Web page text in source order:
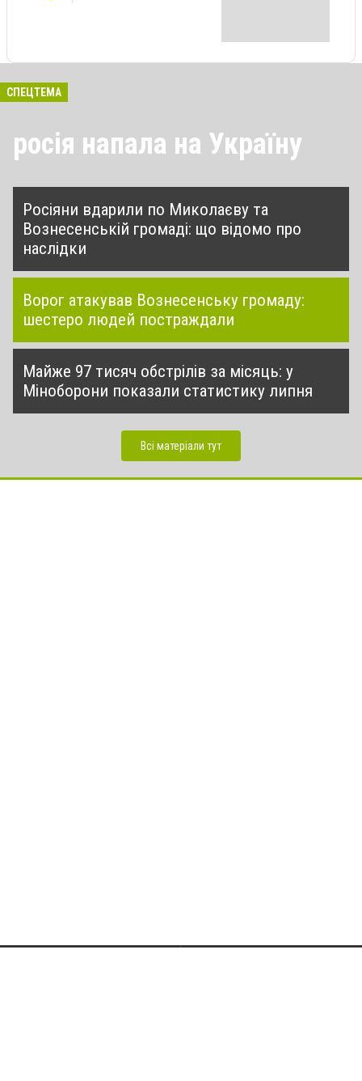
СПЕЦТЕМА
росія напала на Україну
Росіяни вдарили по Миколаєву та
Вознесенській громаді: що відомо про
наслідки
Ворог атакував Вознесенську громаду:
шестеро людей постраждали
Майже 97 тисяч обстрілів за місяць: у
Міноборони показали статистику липня
Всі матеріали тут